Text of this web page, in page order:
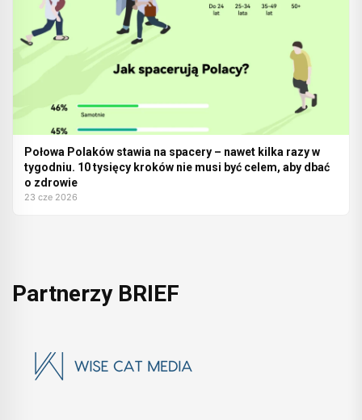
Połowa Polaków stawia na spacery – nawet kilka razy w
tygodniu. 10 tysięcy kroków nie musi być celem, aby dbać
o zdrowie
23 cze 2026
Partnerzy BRIEF